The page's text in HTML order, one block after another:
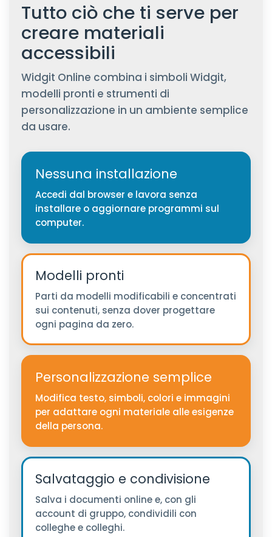
Tutto ciò che ti serve per
creare materiali
accessibili
Widgit Online combina i simboli Widgit,
modelli pronti e strumenti di
personalizzazione in un ambiente semplice
da usare.
Nessuna installazione
Accedi dal browser e lavora senza
installare o aggiornare programmi sul
computer.
Modelli pronti
Parti da modelli modificabili e concentrati
sui contenuti, senza dover progettare
ogni pagina da zero.
Personalizzazione semplice
Modifica testo, simboli, colori e immagini
per adattare ogni materiale alle esigenze
della persona.
Salvataggio e condivisione
Salva i documenti online e, con gli
account di gruppo, condividili con
colleghe e colleghi.